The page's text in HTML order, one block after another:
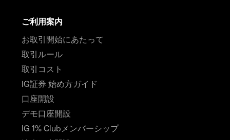
ご利用案内
お取引開始にあたって
取引ルール
取引コスト
IG証券 始め方ガイド
口座開設
デモ口座開設
IG 1% Clubメンバーシップ